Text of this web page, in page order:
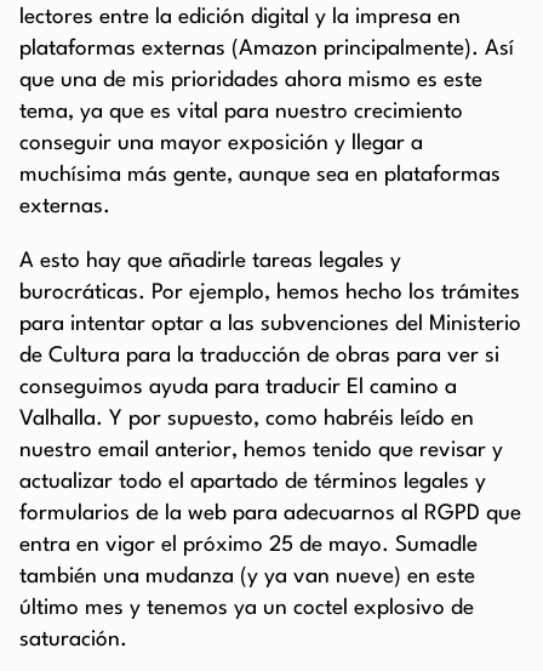
lectores entre la edición digital y la impresa en
plataformas externas (Amazon principalmente). Así
que una de mis prioridades ahora mismo es este
tema, ya que es vital para nuestro crecimiento
conseguir una mayor exposición y llegar a
muchísima más gente, aunque sea en plataformas
externas.
A esto hay que añadirle tareas legales y
burocráticas. Por ejemplo, hemos hecho los trámites
para intentar optar a las subvenciones del Ministerio
de Cultura para la traducción de obras para ver si
conseguimos ayuda para traducir El camino a
Valhalla. Y por supuesto, como habréis leído en
nuestro email anterior, hemos tenido que revisar y
actualizar todo el apartado de términos legales y
formularios de la web para adecuarnos al RGPD que
entra en vigor el próximo 25 de mayo. Sumadle
también una mudanza (y ya van nueve) en este
último mes y tenemos ya un coctel explosivo de
saturación.